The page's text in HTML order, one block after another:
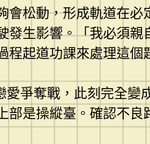
松動，形成軌道在
生影響。「我必須
程起道功課來處理這個
爭奪戰，此刻完全
是操縱臺。確認不